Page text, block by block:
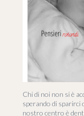
Chi di noi non si è
sperando di sparirci
nostro centro è